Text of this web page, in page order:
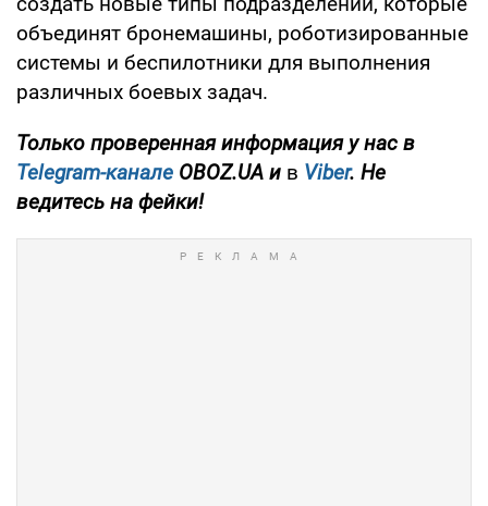
объединят бронемашины, роботизированные
системы и беспилотники для выполнения
различных боевых задач.
Только проверенная информация у нас в
Telegram-канале OBOZ.UA и в Viber. Не
ведитесь на фейки!